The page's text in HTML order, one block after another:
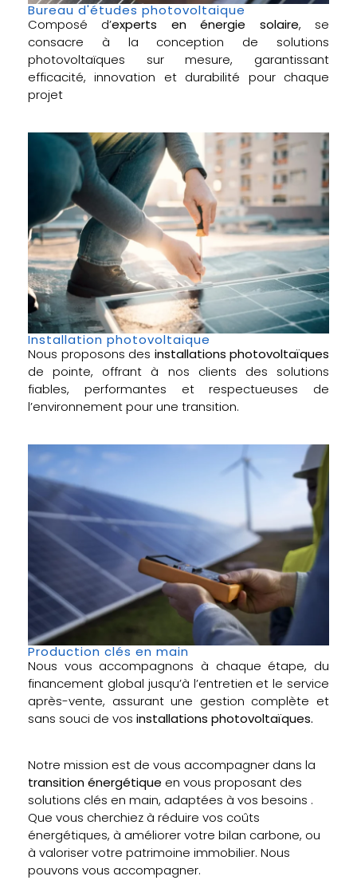
Bureau d'études photovoltaique
Composé d’experts en énergie solaire, se
consacre à la conception de solutions
photovoltaïques sur mesure, garantissant
efficacité, innovation et durabilité pour chaque
projet
Installation photovoltaique
Nous proposons des installations photovoltaïques
de pointe, offrant à nos clients des solutions
fiables, performantes et respectueuses de
l’environnement pour une transition.
Production clés en main
Nous vous accompagnons à chaque étape, du
financement global jusqu’à l’entretien et le service
après-vente, assurant une gestion complète et
sans souci de vos installations photovoltaïques.
Notre mission est de vous accompagner dans la
transition énergétique en vous proposant des
solutions clés en main, adaptées à vos besoins .
Que vous cherchiez à réduire vos coûts
énergétiques, à améliorer votre bilan carbone, ou
à valoriser votre patrimoine immobilier. Nous
pouvons vous accompagner.